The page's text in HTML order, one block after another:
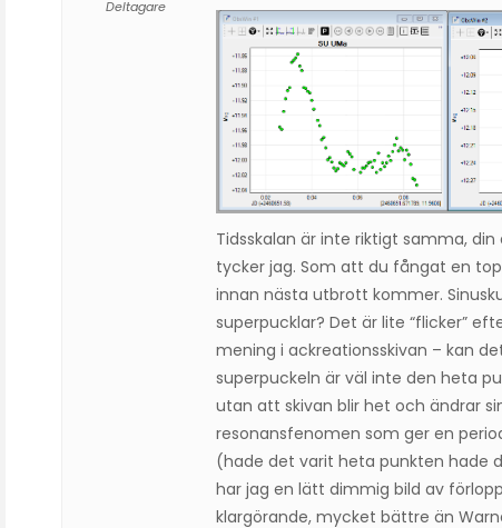
Deltagare
Tidsskalan är inte riktigt samma,
tycker jag. Som att du fångat en
innan nästa utbrott kommer.
superpucklar? Det är lite “flicker”
mening i ackreationsskivan – kan
superpuckeln är väl inte den heta
utan att skivan blir het och ändrar
resonansfenomen som ger en
(hade det varit heta punkten hade
har jag en lätt dimmig bild av
klargörande, mycket bättre än